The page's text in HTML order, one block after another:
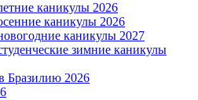
каникулы 2026
каникулы 2026
каникулы 2027
зимние каникулы
Бразилию 2026